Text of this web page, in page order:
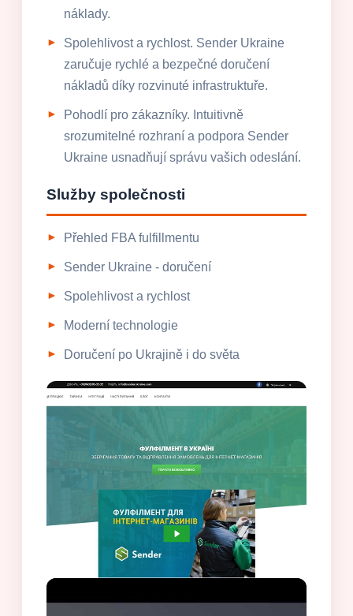
náklady.
Spolehlivost a rychlost. Sender Ukraine
zaručuje rychlé a bezpečné doručení
nákladů díky rozvinuté infrastruktuře.
Pohodlí pro zákazníky. Intuitivně
srozumitelné rozhraní a podpora Sender
Ukraine usnadňují správu vašich odeslání.
Služby společnosti
Přehled FBA fulfillmentu
Sender Ukraine - doručení
Spolehlivost a rychlost
Moderní technologie
Doručení po Ukrajině i do světa